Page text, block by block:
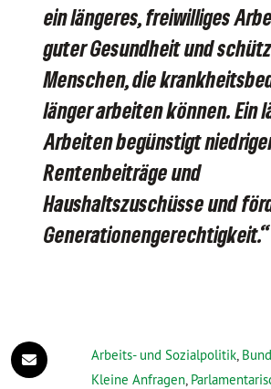
ein längeres, freiwilliges
guter Gesundheit und
Menschen, die
länger arbeiten können. Ein
Arbeiten begünstigt
Rentenbeiträge und
Haushaltszuschüsse und
Generationengerechtigkeit.“
Arbeits- und Sozialpolitik,
Kleine Anfragen,